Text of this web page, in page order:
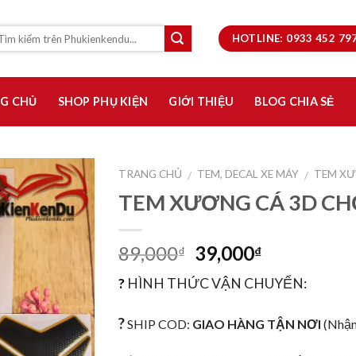
HOTLINE: 0933 452
CHỦ SHOP PHỤ KIỆN GIỚI THIỆU BLOG CHIA SẺ
Thêm
TRANG CHỦ / TEM, DECAL XE MÁY / TEM
TEM XƯƠNG CÁ 3D
89,000₫ 39,000₫
? HÌNH THỨC VẬN CHUYỂN:
?SHIP COD: GIAO HÀNG TẬN NƠI